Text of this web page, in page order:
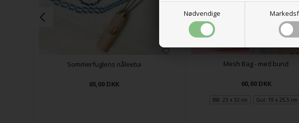
Nødvendige
Sommerfuglens nåleetui
65,00 DKK
Mesh Bag - med bund
60,00 DKK
Blå: 23 x 32 cm Gul: 19 x 25,5 cm